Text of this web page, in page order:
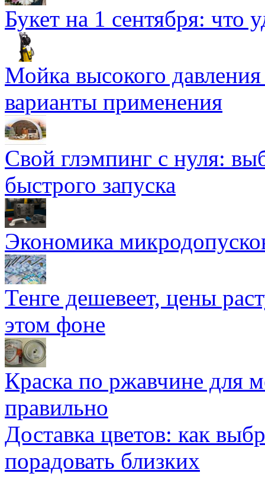
Букет на 1 сентября: что
Мойка высокого
варианты применения
Свой глэмпинг с нуля:
быстрого запуска
Экономика
Тенге дешевеет, цены
этом фоне
Краска по ржавчине для
правильно
Доставка цветов: как
порадовать близких